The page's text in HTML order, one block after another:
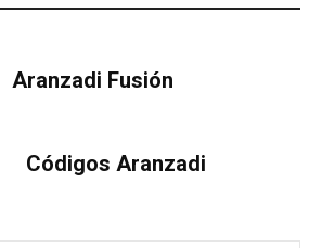
Aranzadi Fusión
Códigos Aranzadi